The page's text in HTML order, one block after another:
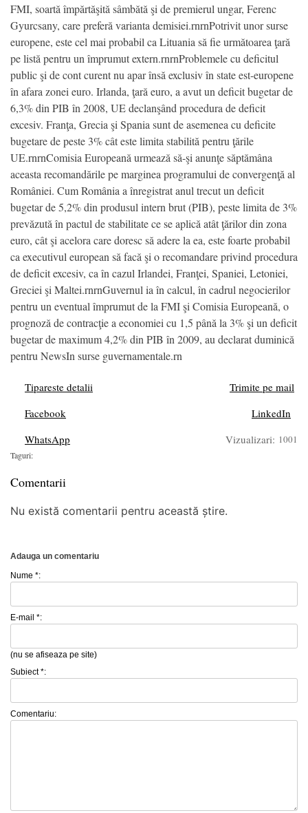
FMI, soartă împărtăşită sâmbătă şi de premierul ungar, Ferenc
Gyurcsany, care preferă varianta demisiei.rnrnPotrivit unor surse
europene, este cel mai probabil ca Lituania să fie următoarea ţară
pe listă pentru un împrumut extern.rnrnProblemele cu deficitul
public şi de cont curent nu apar însă exclusiv în state est-europene
în afara zonei euro. Irlanda, ţară euro, a avut un deficit bugetar de
6,3% din PIB în 2008, UE declanşând procedura de deficit
excesiv. Franţa, Grecia şi Spania sunt de asemenea cu deficite
bugetare de peste 3% cât este limita stabilită pentru ţările
UE.rnrnComisia Europeană urmează să-şi anunţe săptămâna
aceasta recomandările pe marginea programului de convergenţă al
României. Cum România a înregistrat anul trecut un deficit
bugetar de 5,2% din produsul intern brut (PIB), peste limita de 3%
prevăzută în pactul de stabilitate ce se aplică atât ţărilor din zona
euro, cât şi acelora care doresc să adere la ea, este foarte probabil
ca executivul european să facă şi o recomandare privind procedura
de deficit excesiv, ca în cazul Irlandei, Franţei, Spaniei, Letoniei,
Greciei şi Maltei.rnrnGuvernul ia în calcul, în cadrul negocierilor
pentru un eventual împrumut de la FMI şi Comisia Europeană, o
prognoză de contracţie a economiei cu 1,5 până la 3% şi un deficit
bugetar de maximum 4,2% din PIB în 2009, au declarat duminică
pentru NewsIn surse guvernamentale.rn
Tipareste detalii
Trimite pe mail
Facebook
LinkedIn
WhatsApp
Vizualizari: 1001
Taguri:
Comentarii
Nu există comentarii pentru această știre.
Adauga un comentariu
Nume *:
E-mail *:
(nu se afiseaza pe site)
Subiect *:
Comentariu: